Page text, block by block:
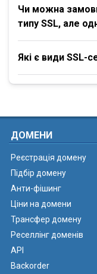
Чи можна
типу SSL, але
Які є види SSL-
ДОМЕНИ
Реєстрація домену
Підбір домену
Анти-фішинг
Ціни на домени
Трансфер домену
Реселлінг доменів
API
Backorder